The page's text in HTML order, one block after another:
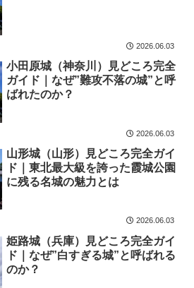
2026.06.03
小田原城（神奈川）見どころ完全
ガイド｜なぜ”難攻不落の城”と呼
ばれたのか？
2026.06.03
山形城（山形）見どころ完全ガイ
ド｜東北最大級を誇った霞城公園
に残る名城の魅力とは
2026.06.03
姫路城（兵庫）見どころ完全ガイ
ド｜なぜ”白すぎる城”と呼ばれる
のか？